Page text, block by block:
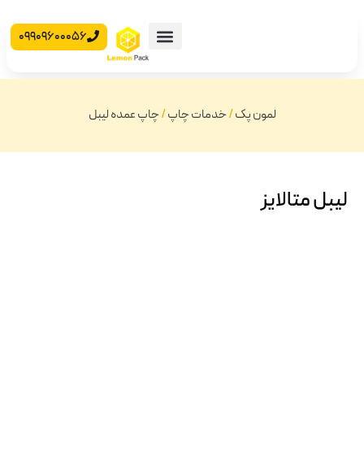
09909600056
لمون پک/خدمات چاپ/چاپ عمده لیبل
لیبل متالایز